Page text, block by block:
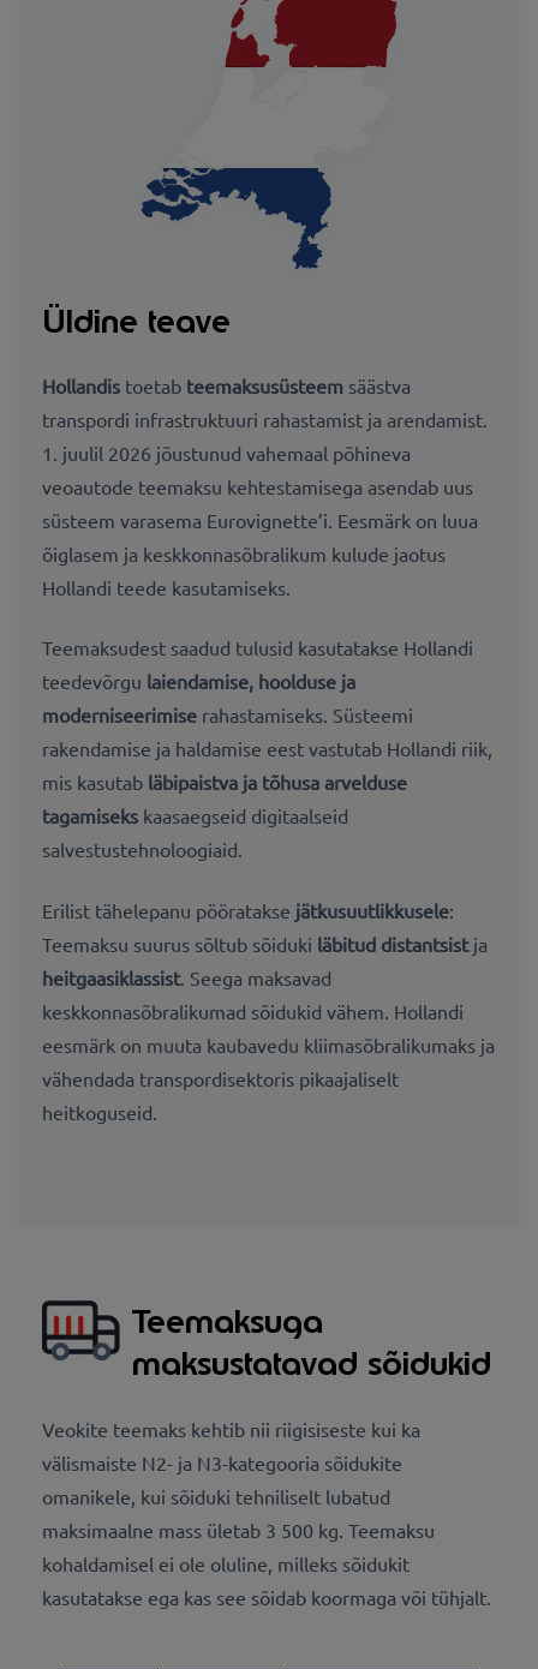
Üldine teave
Hollandis toetab teemaksusüsteem säästva
transpordi infrastruktuuri rahastamist ja arendamist.
1. juulil 2026 jõustunud vahemaal põhineva
veoautode teemaksu kehtestamisega asendab uus
süsteem varasema Eurovignette’i. Eesmärk on luua
õiglasem ja keskkonnasõbralikum kulude jaotus
Hollandi teede kasutamiseks.
Teemaksudest saadud tulusid kasutatakse Hollandi
teedevõrgu laiendamise, hoolduse ja
moderniseerimise rahastamiseks. Süsteemi
rakendamise ja haldamise eest vastutab Hollandi riik,
mis kasutab läbipaistva ja tõhusa arvelduse
tagamiseks kaasaegseid digitaalseid
salvestustehnoloogiaid.
Erilist tähelepanu pööratakse jätkusuutlikkusele:
Teemaksu suurus sõltub sõiduki läbitud distantsistja
heitgaasiklassist. Seega maksavad
keskkonnasõbralikumad sõidukid vähem. Hollandi
eesmärk on muuta kaubavedu kliimasõbralikumaks ja
vähendada transpordisektoris pikaajaliselt
heitkoguseid.
Teemaksuga
maksustatavad sõidukid
Veokite teemaks kehtib nii riigisiseste kui ka
välismaiste N2- ja N3-kategooria sõidukite
omanikele, kui sõiduki tehniliselt lubatud
maksimaalne mass ületab 3 500 kg. Teemaksu
kohaldamisel ei ole oluline, milleks sõidukit
kasutatakse ega kas see sõidab koormaga või tühjalt.